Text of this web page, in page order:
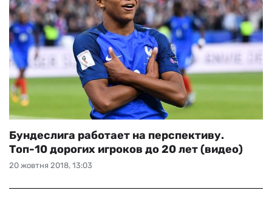
20 жовтня 2018, 13:03
Бундеслига работает на перспективу.
Топ-10 дорогих игроков до 20 лет (видео)